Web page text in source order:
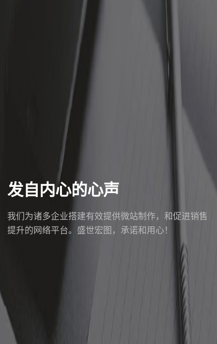
发自内心的心声
我们为诸多企业搭建有效提供微站制作，和促进销售
提升的网络平台。盛世宏图，承诺和用心！